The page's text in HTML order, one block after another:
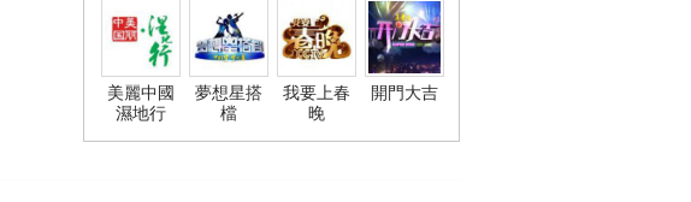
美麗中國
濕地行
夢想星搭
檔
我要上春
晚
開門大吉